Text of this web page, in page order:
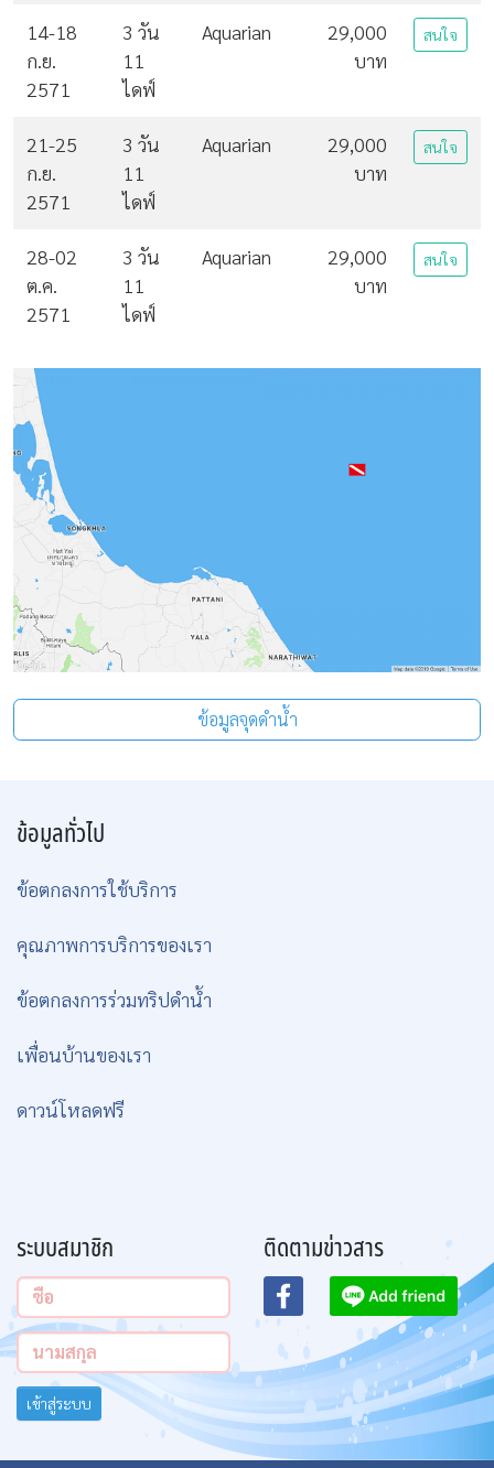
14-18
ก.ย.
2571
3 วัน
11
ไดฟ์
Aquarian
29,000
บาท
สนใจ
21-25
ก.ย.
2571
3 วัน
11
ไดฟ์
Aquarian
29,000
บาท
สนใจ
28-02
ต.ค.
2571
3 วัน
11
ไดฟ์
Aquarian
29,000
บาท
สนใจ
ข้อมูลจุดดำน้ำ
ข้อมูลทั่วไป
ข้อตกลงการใช้บริการ
คุณภาพการบริการของเรา
ข้อตกลงการร่วมทริปดำน้ำ
เพื่อนบ้านของเรา
ดาวน์โหลดฟรี
ระบบสมาชิก
เข้าสู่ระบบ
ติดตามข่าวสาร